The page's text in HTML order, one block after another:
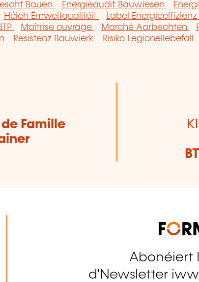
Bauen Energieaudit Bauwiesen
Héich Ëmweltqualitéit Label
Maîtrise ouvrage Marché Aarbechten
Resistenz Bauwierk Risiko Legionellebefall
Famille
Abonéiert
d'Newsletter